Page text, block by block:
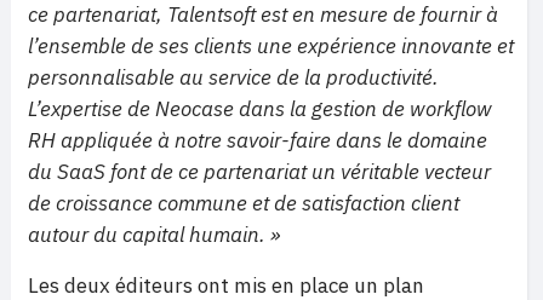
ce partenariat, Talentsoft est en mesure de fournir à
l’ensemble de ses clients une expérience innovante et
personnalisable au service de la productivité.
L’expertise de Neocase dans la gestion de workflow
RH appliquée à notre savoir-faire dans le domaine
du SaaS font de ce partenariat un véritable vecteur
de croissance commune et de satisfaction client
autour du capital humain. »
Les deux éditeurs ont mis en place un plan